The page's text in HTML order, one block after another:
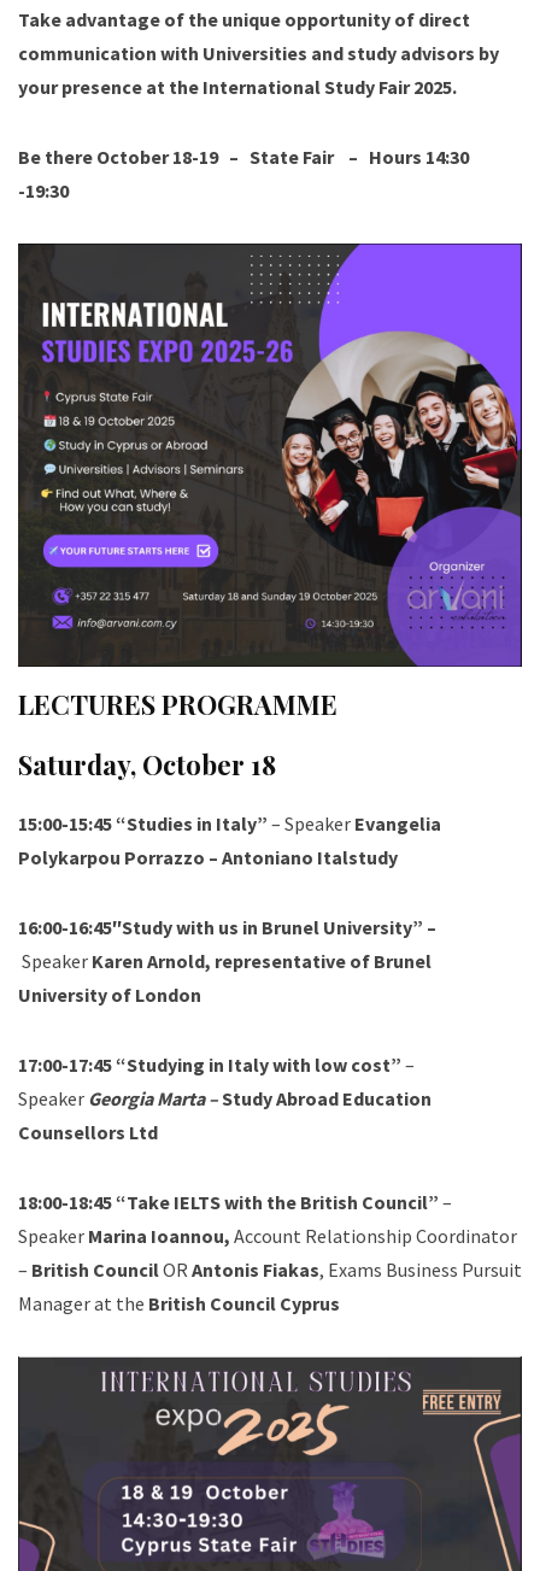
Take advantage of the unique opportunity of direct
communication with Universities and study advisors by
your presence at the International Study Fair 2025.
Be there October 18-19 – State Fair – Hours 14:30
-19:30
LECTURES PROGRAMME
Saturday, October 18
15:00-15:45 “Studies in Italy” – Speaker Evangelia
Polykarpou Porrazzo – Antoniano Italstudy
16:00-16:45″Study with us in Brunel University” –
Speaker Karen Arnold, representative of Brunel
University of London
17:00-17:45 “Studying in Italy with low cost” –
Speaker Georgia Marta –Study Abroad Education
Counsellors Ltd
18:00-18:45 “Take IELTS with the British Council” –
Speaker Marina Ioannou, Account Relationship Coordinator
– British CouncilOR Antonis Fiakas, Exams Business Pursuit
Manager at the British Council Cyprus